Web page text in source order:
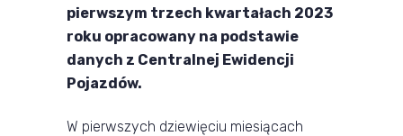
pierwszym trzech kwartałach 2023
roku opracowany na podstawie
danych z Centralnej Ewidencji
Pojazdów.
W pierwszych dziewięciu miesiącach